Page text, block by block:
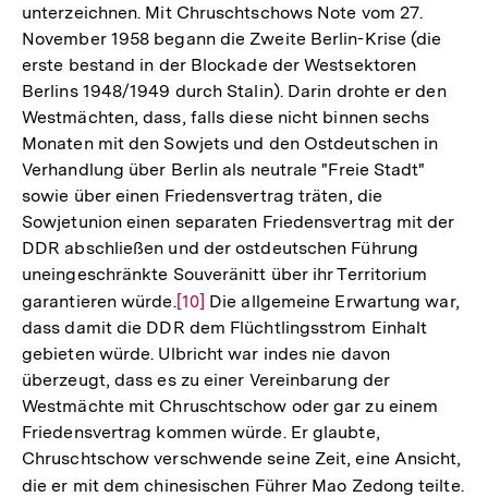
unterzeichnen. Mit Chruschtschows Note vom 27.
November 1958 begann die Zweite Berlin-Krise (die
erste bestand in der Blockade der Westsektoren
Berlins 1948/1949 durch Stalin). Darin drohte er den
Westmächten, dass, falls diese nicht binnen sechs
Monaten mit den Sowjets und den Ostdeutschen in
Verhandlung über Berlin als neutrale "Freie Stadt"
sowie über einen Friedensvertrag träten, die
Sowjetunion einen separaten Friedensvertrag mit der
DDR abschließen und der ostdeutschen Führung
uneingeschränkte Souveränitt über ihr Territorium
garantieren würde.Zur
Auflösung
der
Fußnote
[10] Die allgemeine Erwartung war,
dass damit die DDR dem Flüchtlingsstrom Einhalt
gebieten würde. Ulbricht war indes nie davon
überzeugt, dass es zu einer Vereinbarung der
Westmächte mit Chruschtschow oder gar zu einem
Friedensvertrag kommen würde. Er glaubte,
Chruschtschow verschwende seine Zeit, eine Ansicht,
die er mit dem chinesischen Führer Mao Zedong teilte.